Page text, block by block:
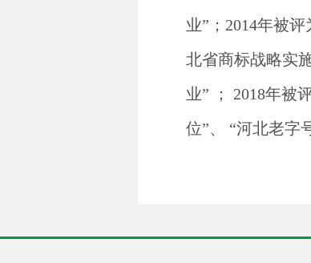
业”；2014年被
北省商标战略实
业” ； 2018年被
位”、 “河北老字